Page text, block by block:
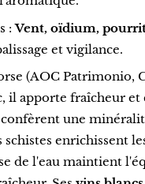
:Vent, oïdium,
et vigilance.
(AOC Patrimonio,
il apporte fraîcheur et
confèrent une
schistes enrichissent
de l'eau maintient